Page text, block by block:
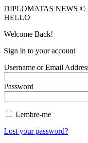
DIPLOMATAS NEWS ©
HELLO
Welcome Back!
Sign in to your account
Username or Email
Password
Lembre-me
Lost your password?